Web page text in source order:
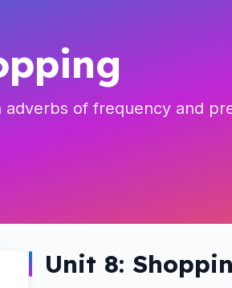
adverbs of frequency and
Unit 8: